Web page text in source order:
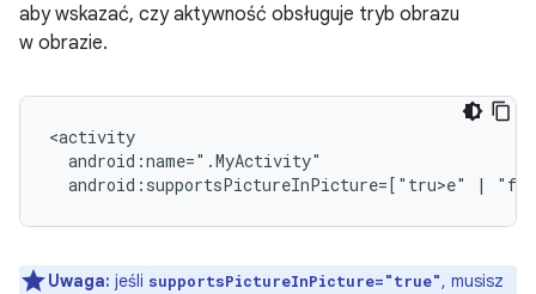
aby wskazać, czy aktywność obsługuje tryb obrazu
w obrazie.
android:supportsPictureInPicture=["tru>e" |
Uwaga: jeśli supportsPictureInPicture="true", musisz